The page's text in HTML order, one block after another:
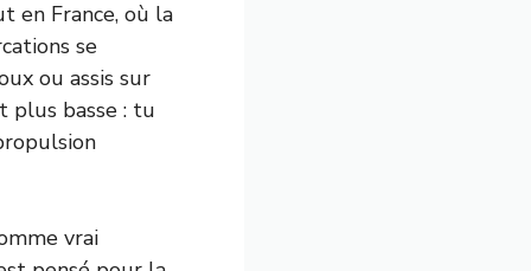
en France, où la
se
ou assis sur
plus basse : tu
vrai